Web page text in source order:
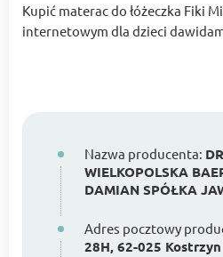
Kupić materac do łóżeczka Fiki
internetowym dla dzieci
Nazwa producenta:
WIELKOPOLSKA
DAMIAN SPÓŁKA
Adres pocztowy
28H, 62-025